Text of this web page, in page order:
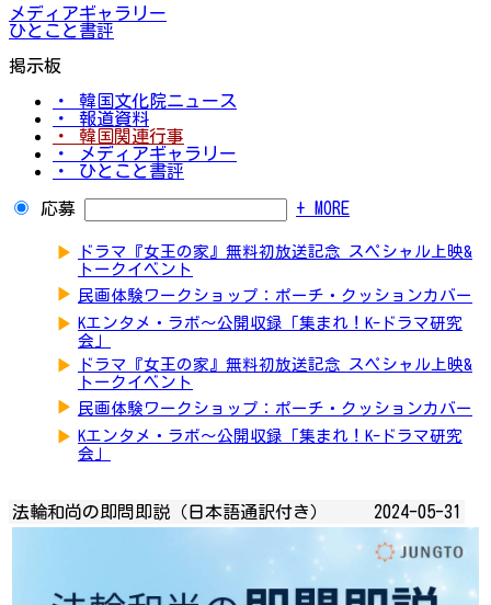
メディアギャラリー
ひとこと書評
掲示板
・ 韓国文化院ニュース
・ 報道資料
・ 韓国関連行事
・ メディアギャラリー
・ ひとこと書評
応募 + MORE
▶
ドラマ『女王の家』無料初放送記念 スペシャル上映&
トークイベント
▶ 民画体験ワークショップ：ポーチ・クッションカバー
▶ Kエンタメ・ラボ～公開収録「集まれ！K-ドラマ研究
会」
▶
ドラマ『女王の家』無料初放送記念 スペシャル上映&
トークイベント
▶ 民画体験ワークショップ：ポーチ・クッションカバー
▶ Kエンタメ・ラボ～公開収録「集まれ！K-ドラマ研究
会」
法輪和尚の即問即説（日本語通訳付き） 2024-05-31